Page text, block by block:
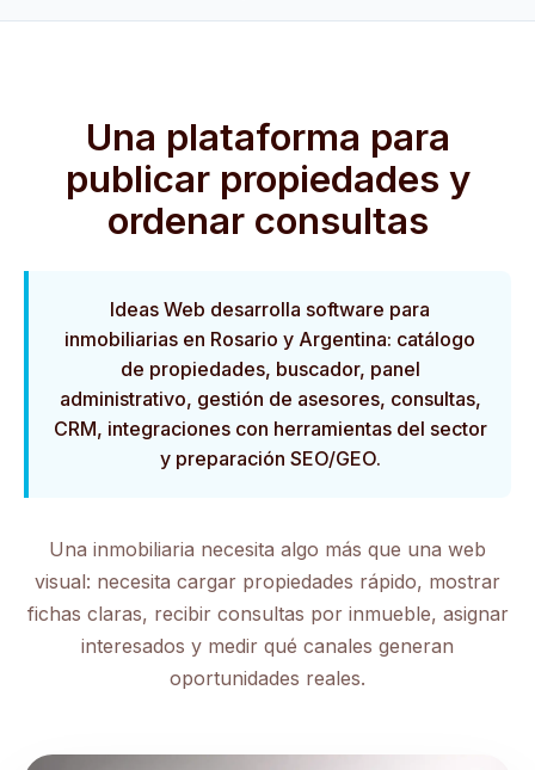
Una plataforma para
publicar propiedades y
ordenar consultas
Ideas Web desarrolla software para
inmobiliarias en Rosario y Argentina: catálogo
de propiedades, buscador, panel
administrativo, gestión de asesores, consultas,
CRM, integraciones con herramientas del sector
y preparación SEO/GEO.
Una inmobiliaria necesita algo más que una web
visual: necesita cargar propiedades rápido, mostrar
fichas claras, recibir consultas por inmueble, asignar
interesados y medir qué canales generan
oportunidades reales.